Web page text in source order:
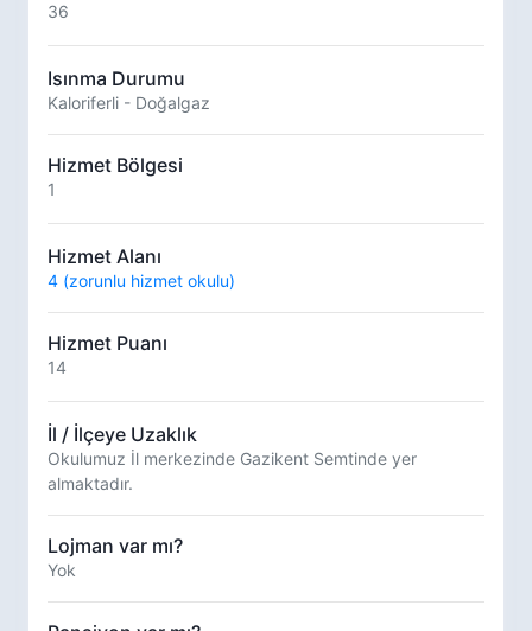
36
Isınma Durumu
Kaloriferli - Doğalgaz
Hizmet Bölgesi
1
Hizmet Alanı
4 (zorunlu hizmet okulu)
Hizmet Puanı
14
İl / İlçeye Uzaklık
Okulumuz İl merkezinde Gazikent Semtinde yer
almaktadır.
Lojman var mı?
Yok